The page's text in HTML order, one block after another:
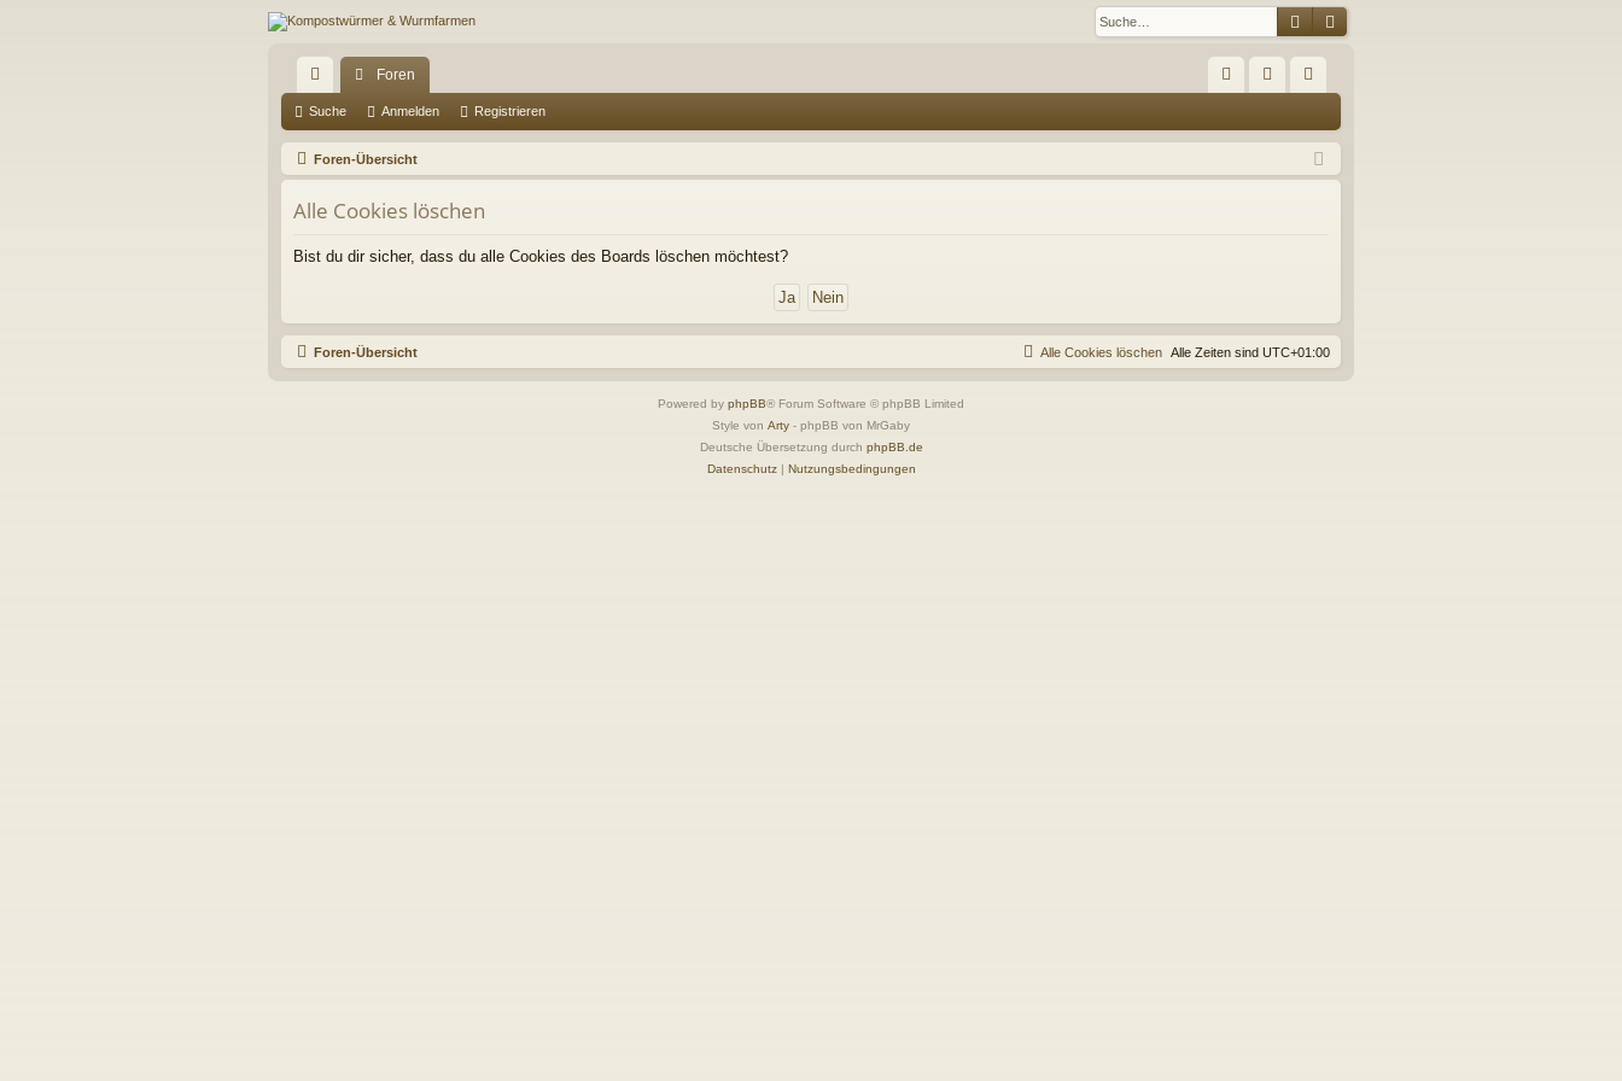
SucheErweiterte Suche
ch
ne
llz
ug
riff
Foren
Q m
el
ist
rie
Suche Anmelden Registrieren
Foren-Übersicht
Alle Cookies löschen
Bist du dir sicher, dass du alle Cookies des Boards löschen möchtest?
Foren-Übersicht Alle Zeiten sind UTC+01:00
Alle Cookies löschen
Powered by phpBB® Forum Software © phpBB Limited
Style von Arty - phpBB von MrGaby
Deutsche Übersetzung durch phpBB.de
Datenschutz| Nutzungsbedingungen